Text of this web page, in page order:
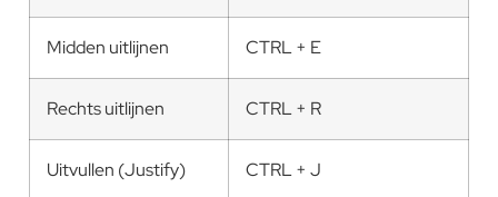
Midden uitlijnen CTRL + E
Rechts uitlijnen CTRL + R
Uitvullen (Justify) CTRL + J